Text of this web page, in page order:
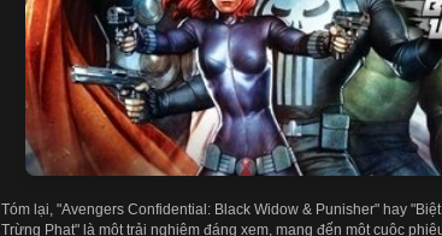
Tóm lại, "Avengers Confidential: Black Widow & Punisher" hay
Trừng Phạt" là một trải nghiệm đáng xem, mang đến một cuộc